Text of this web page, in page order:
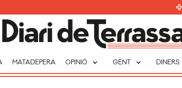
MATADEPERA OPINIÓ expand_more GENT expand_more DINERS